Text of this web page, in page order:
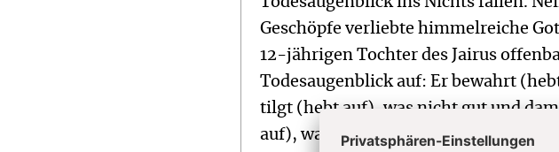
Geschöpfe verliebte himmelreiche
12-jährigen Tochter des Jairus
Todesaugenblick auf: Er bewahrt
tilgt (hebt auf), was nicht gut und
auf), was mich niederdrückt und